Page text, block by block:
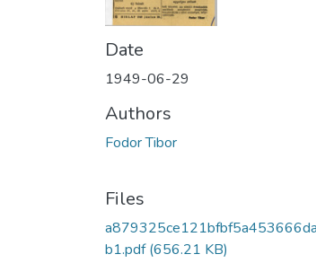
Date
1949-06-29
Authors
Fodor Tibor
Files
b1.pdf(656.21 KB)